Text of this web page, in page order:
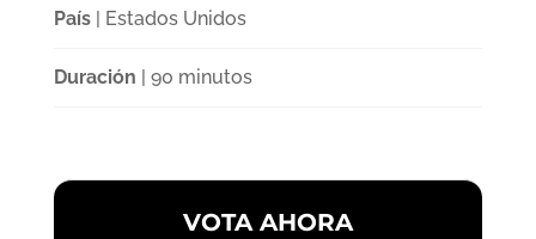
País| Estados Unidos
Duración | 90 minutos
VOTA AHORA